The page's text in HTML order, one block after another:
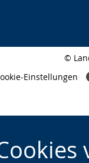
©
Einstellungen